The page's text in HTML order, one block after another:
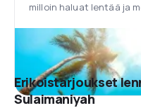
milloin haluat lentää ja
Erikoistarjoukset
Sulaimaniyah